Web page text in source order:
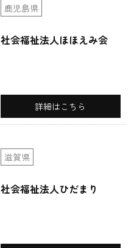
鹿児島県
社会福祉法人ほほえみ会
詳細はこちら
滋賀県
社会福祉法人ひだまり